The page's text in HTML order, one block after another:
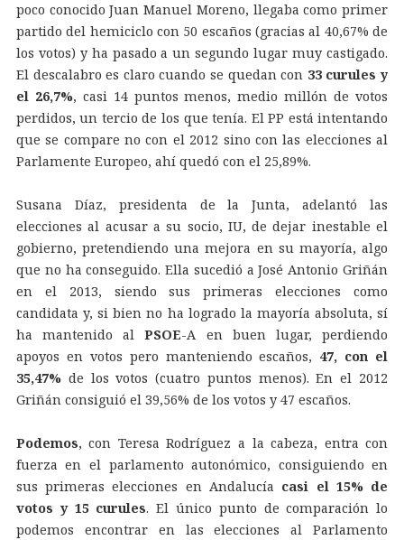
poco conocido Juan Manuel Moreno, llegaba como primer
partido del hemiciclo con 50 escaños (gracias al 40,67% de
los votos) y ha pasado a un segundo lugar muy castigado.
El descalabro es claro cuando se quedan con 33 curules y
el 26,7%, casi 14 puntos menos, medio millón de votos
perdidos, un tercio de los que tenía. El PP está intentando
que se compare no con el 2012 sino con las elecciones al
Parlamente Europeo, ahí quedó con el 25,89%.
Susana Díaz, presidenta de la Junta, adelantó las
elecciones al acusar a su socio, IU, de dejar inestable el
gobierno, pretendiendo una mejora en su mayoría, algo
que no ha conseguido. Ella sucedió a José Antonio Griñán
en el 2013, siendo sus primeras elecciones como
candidata y, si bien no ha logrado la mayoría absoluta, sí
ha mantenido alPSOE-A en buen lugar, perdiendo
apoyos en votos pero manteniendo escaños, 47, con el
35,47%de los votos (cuatro puntos menos). En el 2012
Griñán consiguió el 39,56% de los votos y 47 escaños.
Podemos, con Teresa Rodríguez a la cabeza, entra con
fuerza en el parlamento autonómico, consiguiendo en
sus primeras elecciones en Andalucía casi el 15% de
votos y 15 curules. El único punto de comparación lo
podemos encontrar en las elecciones al Parlamento